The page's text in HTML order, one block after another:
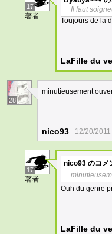
17
著者
Il faut
Toujours de la
LaFille du
28
minutieusement
nico93 12/20/
17
著者
nico93 のコメ
Ouh du genre
LaFille du